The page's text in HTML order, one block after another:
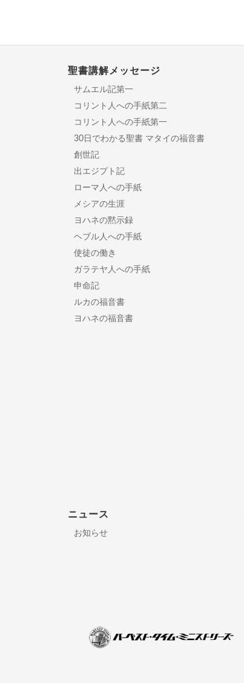
聖書講解メッセージ
サムエル記第一
コリント人への手紙第二
コリント人への手紙第一
30日でわかる聖書 マタイの福音書
創世記
出エジプト記
ローマ人への手紙
メシアの生涯
ヨハネの黙示録
ヘブル人への手紙
使徒の働き
ガラテヤ人への手紙
申命記
ルカの福音書
ヨハネの福音書
ニュース
お知らせ